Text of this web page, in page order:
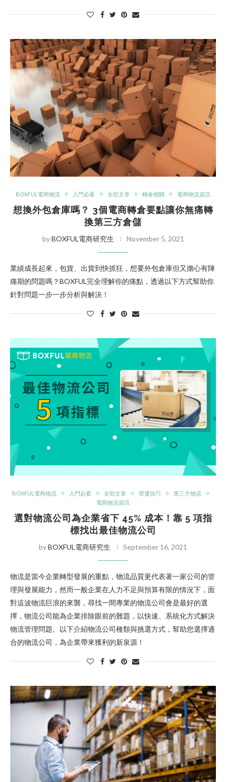
BOXFUL電商物流 入門必看 全部文章 轉倉相關 電商物流資訊
想換外包倉庫嗎？ 3個電商轉倉要點讓你無痛轉
換第三方倉儲
byBOXFUL電商研究生 November 5, 2021
業績成長起來，包貨、出貨到快抓狂，想要外包倉庫但又擔心有陣
痛期的問題嗎？BOXFUL完全理解你的痛點，透過以下方式幫助你
針對問題一步一步分析與解決！
BOXFUL電商物流 入門必看 全部文章 營運技巧
第三方物流
電商物流資訊
選對物流公司為企業省下 45% 成本！靠 5 項指
標找出最佳物流公司
byBOXFUL電商研究生 September 16, 2021
物流是當今企業轉型發展的重點，物流品質更代表著一家公司的管
理與發展能力，然而一般企業在人力不足與預算有限的情況下，面
對這波物流巨浪的來襲，尋找一間專業的物流公司會是最好的選
擇，物流公司能為企業排除眼前的難題，以快速、系統化方式解決
物流管理問題。以下介紹物流公司種類與挑選方式，幫助您選擇適
合的物流公司，為企業帶來獲利的新泉源！